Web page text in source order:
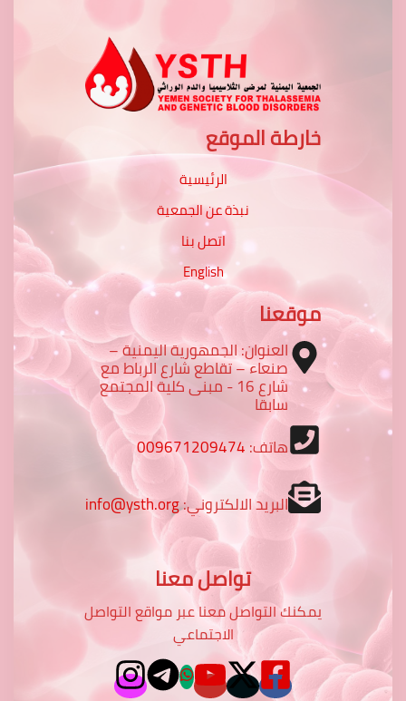
خارطة الموقع
الرئيسية
نبذة عن الجمعية
اتصل بنا
English
موقعنا
العنوان: الجمهورية اليمنية –
صنعاء – تقاطع شارع الرباط مع
شارع 16 - مبنى كلية المجتمع
سابقا
هاتف:009671209474
البريد الالكتروني:info@ysth.org
تواصل معنا
يمكنك التواصل معنا عبر مواقع التواصل
الاجتماعي